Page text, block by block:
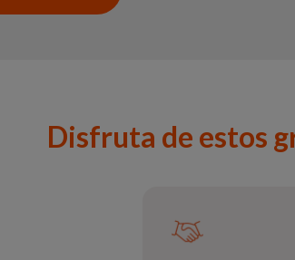
Disfruta de estos